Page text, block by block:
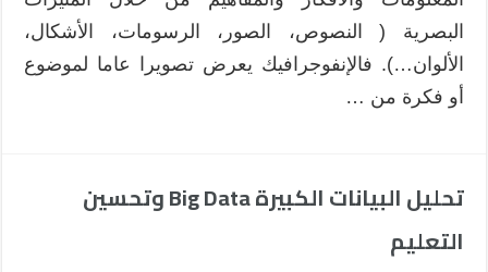
البصرية ( النصوص، الصور، الرسومات، الأشكال،
الألوان…). فالإنفوجرافيك يعرض تصويرا عاما لموضوع
أو فكرة من …
تحليل البيانات الكبيرة Big Data وتحسين
التعليم